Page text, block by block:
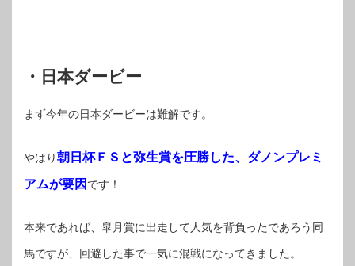
・日本ダービー
まず今年の日本ダービーは難解です。
やはり朝日杯ＦＳと弥生賞を圧勝した、ダノンプレミ
アムが要因 です！
本来であれば、皐月賞に出走して人気を背負ったであろう同
馬ですが、回避した事で一気に混戦になってきました。